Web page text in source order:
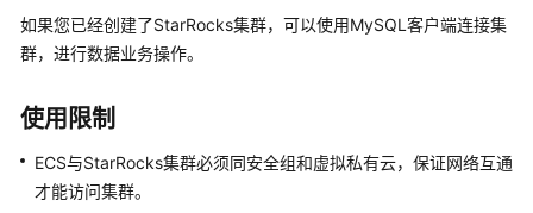
服
公
告
产
如果您已经创建了StarRocks集群，可以使用MySQL客户端连接集
群，进行数据业务操作。
使用限制
ECS与StarRocks集群必须同安全组和虚拟私有云，保证网络互通
才能访问集群。